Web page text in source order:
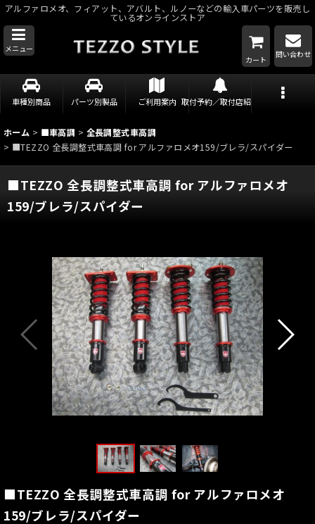
アルファロメオ、フィアット、アバルト、ルノーなどの輸入車パーツを販売し
ているオンラインストア
メニュー
カート
問い合わせ
車種別商品 パーツ別製品 ご利用案内 取付予約／取付店紹介
ホーム > ■車高調 > 全長調整式車高調
> ■TEZZO 全長調整式車高調 for アルファロメオ159/ブレラ/スパイダー
■TEZZO 全長調整式車高調 for アルファロメオ
159/ブレラ/スパイダー
■TEZZO 全長調整式車高調 for アルファロメオ
159/ブレラ/スパイダー